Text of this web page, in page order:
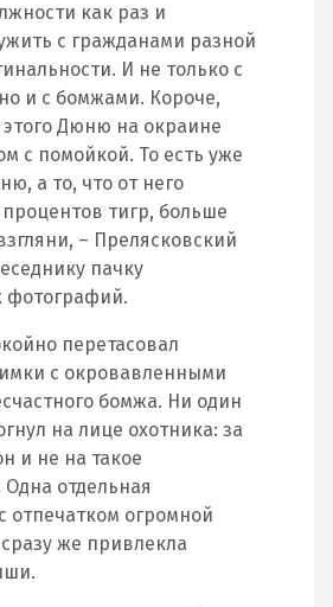
как раз и
с гражданами разной
И не только с
и с бомжами. Короче,
Дюню на окраине
с помойкой. То есть уже
а то, что от него
процентов тигр, больше
– Прелясковский
пачку
фотографий.
перетасовал
с окровавленными
бомжа. Ни один
на лице охотника: за
и не на такое
Одна отдельная
отпечатком огромной
же привлекла